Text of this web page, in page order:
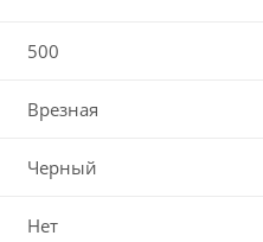
500
Врезная
Черный
Нет